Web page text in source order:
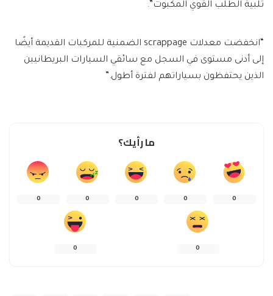
تلبية الطلب القوي المكبوت”.
“انخفضت معدلات scrappage الضمنية للمركبات القديمة أيضًا
إلى أدنى مستوى في السجل مع سائقي السيارات البريطانيين
الذين يحتفظون بسياراتهم لفترة أطول.”
ما رأيك؟
0
0
0
0
0
0
0